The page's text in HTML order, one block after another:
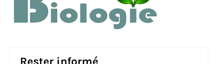
Rester informé